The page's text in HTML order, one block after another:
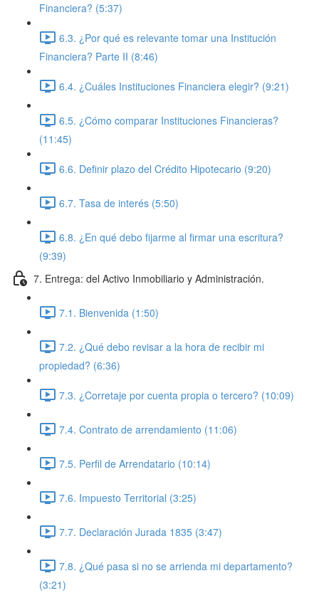
Financiera? (5:37)
6.3. ¿Por qué es relevante tomar una Institución
Financiera? Parte II (8:46)
6.4. ¿Cuáles Instituciones Financiera elegir? (9:21)
6.5. ¿Cómo comparar Instituciones Financieras?
(11:45)
6.6. Definir plazo del Crédito Hipotecario (9:20)
6.7. Tasa de interés (5:50)
6.8. ¿En qué debo fijarme al firmar una escritura?
(9:39)
7. Entrega: del Activo Inmobiliario y Administración.
7.1. Bienvenida (1:50)
7.2. ¿Qué debo revisar a la hora de recibir mi
propiedad? (6:36)
7.3. ¿Corretaje por cuenta propia o tercero? (10:09)
7.4. Contrato de arrendamiento (11:06)
7.5. Perfil de Arrendatario (10:14)
7.6. Impuesto Territorial (3:25)
7.7. Declaración Jurada 1835 (3:47)
7.8. ¿Qué pasa si no se arrienda mi departamento?
(3:21)